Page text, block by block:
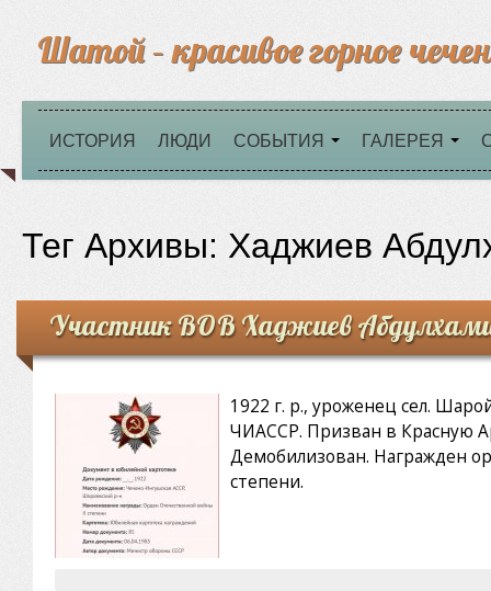
Шатой – красивое горное
ИСТОРИЯ ЛЮДИ СОБЫТИЯ ГАЛЕРЕЯ
Тег Архивы: Хаджиев
Участник ВОВ Хаджиев
1922 г. р., уроженец сел.
ЧИАССР. Призван в Красную
Демобилизован. Награжден
степени.